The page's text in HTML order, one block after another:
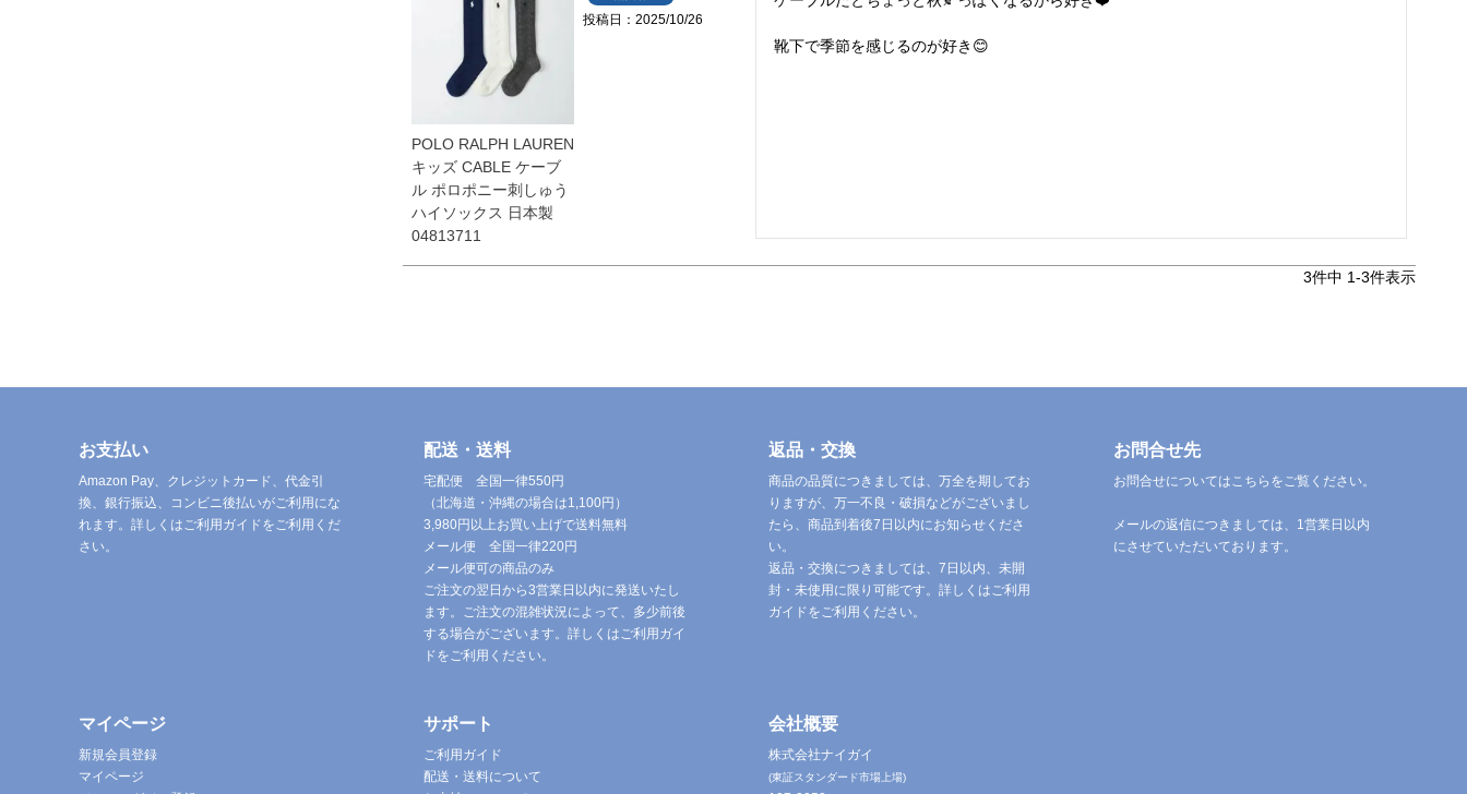
POLO RALPH LAUREN
キッズ CABLE ケーブ
ル ポロポニー刺しゅう
ハイソックス 日本製
04813711
投稿日 2025/10/26
靴下で季節を感じるのが好き😊
3件中 1-3件表示
お支払い
Amazon Pay、クレジットカード、代金引
換、銀行振込、コンビニ後払いがご利用にな
れます。詳しくはご利用ガイドをご利用くだ
さい。
配送・送料
宅配便 全国一律550円
（北海道・沖縄の場合は1,100円）
3,980円以上お買い上げで送料無料
メール便 全国一律220円
メール便可の商品のみ
ご注文の翌日から3営業日以内に発送いたし
ます。ご注文の混雑状況によって、多少前後
する場合がございます。詳しくはご利用ガイ
ドをご利用ください。
返品・交換
商品の品質につきましては、万全を期してお
りますが、万一不良・破損などがございまし
たら、商品到着後7日以内にお知らせくださ
い。
返品・交換につきましては、7日以内、未開
封・未使用に限り可能です。詳しくはご利用
ガイドをご利用ください。
お問合せ先
お問合せについてはこちらをご覧ください。
メールの返信につきましては、1営業日以内
にさせていただいております。
マイページ
新規会員登録
マイページ
サポート
ご利用ガイド
配送・送料について
会社概要
株式会社ナイガイ
(東証スタンダード市場上場)